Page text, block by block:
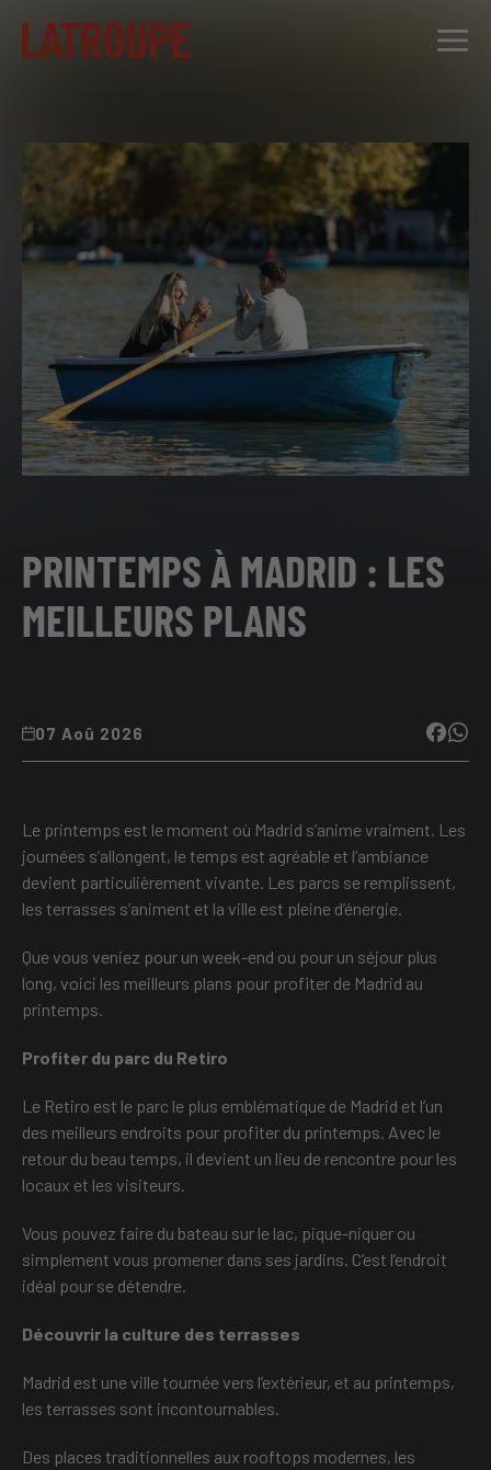
DESTINATIONS
OFFRES
CITY STORIES
ÉVÉNEMENTS
GROUPES
PRINTEMPS À MADRID : LES
MEILLEURS PLANS
07 Aoû 2026
Le printemps est le moment où Madrid s’anime vraiment. Les
journées s’allongent, le temps est agréable et l’ambiance
devient particulièrement vivante. Les parcs se remplissent,
les terrasses s’animent et la ville est pleine d’énergie.
Que vous veniez pour un week-end ou pour un séjour plus
long, voici les meilleurs plans pour profiter de Madrid au
printemps.
Profiter du parc du Retiro
Le Retiro est le parc le plus emblématique de Madrid et l’un
des meilleurs endroits pour profiter du printemps. Avec le
retour du beau temps, il devient un lieu de rencontre pour les
locaux et les visiteurs.
Vous pouvez faire du bateau sur le lac, pique-niquer ou
simplement vous promener dans ses jardins. C’est l’endroit
idéal pour se détendre.
Découvrir la culture des terrasses
Madrid est une ville tournée vers l’extérieur, et au printemps,
les terrasses sont incontournables.
Des places traditionnelles aux rooftops modernes, les